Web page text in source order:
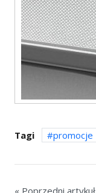
Tagi promocje
« Poprzedni artykuł